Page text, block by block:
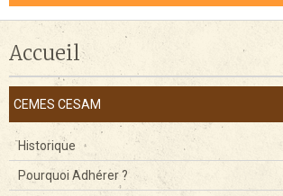
Accueil
CEMES CESAM
Historique
Pourquoi Adhérer ?